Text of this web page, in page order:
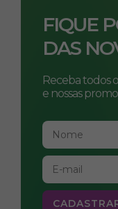
FIQUE
DAS
Receba todos
e nossas